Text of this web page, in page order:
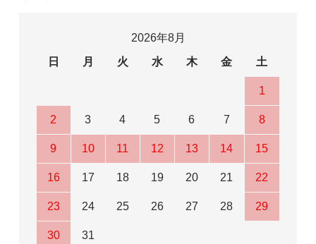
2026年8月
日
月 火 水 木 金 土
1
2 3 4 5 6 7 8
9 10 11 12 13 14 15
16 17 18 19 20 21 22
23 24 25 26 27 28 29
30 31